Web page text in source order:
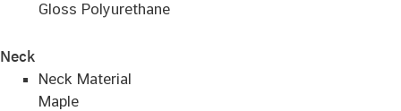
Gloss Polyurethane
Neck
Neck Material
Maple